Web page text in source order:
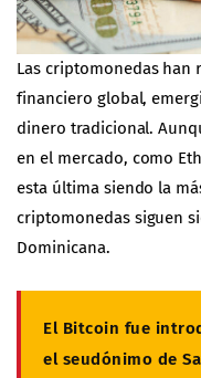
Las criptomonedas han
financiero global,
dinero tradicional.
en el mercado, como
esta última siendo la
criptomonedas siguen
Dominicana.
El Bitcoin fue
el seudónimo de